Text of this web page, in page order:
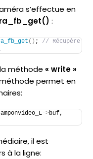
s’effectue en
:
() ; // Récupère
la méthode« write »
permet en
>buf,
il est
à la ligne: